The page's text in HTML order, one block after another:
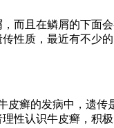
而且在鳞屑的下面
性质，最近有不少
癣的发病中，遗传
性认识牛皮癣，积